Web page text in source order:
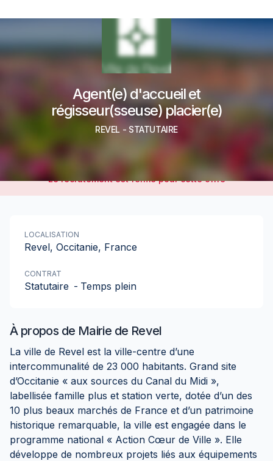
Agent(e) d'accueil et
régisseur(sseuse) placier(e)
REVEL - STATUTAIRE
Le recrutement est fermé pour cette offre
À propos de Mairie de Revel
La ville de Revel est la ville-centre d’une
intercommunalité de 23 000 habitants. Grand site
d’Occitanie « aux sources du Canal du Midi »,
labellisée famille plus et station verte, dotée d’un des
10 plus beaux marchés de France et d’un patrimoine
historique remarquable, la ville est engagée dans le
programme national « Action Cœur de Ville ». Elle
développe de nombreux projets liés aux équipements
LOCALISATION
Revel, Occitanie, France
CONTRAT
Statutaire - Temps plein